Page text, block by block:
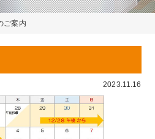
ご案内
2023.11.16